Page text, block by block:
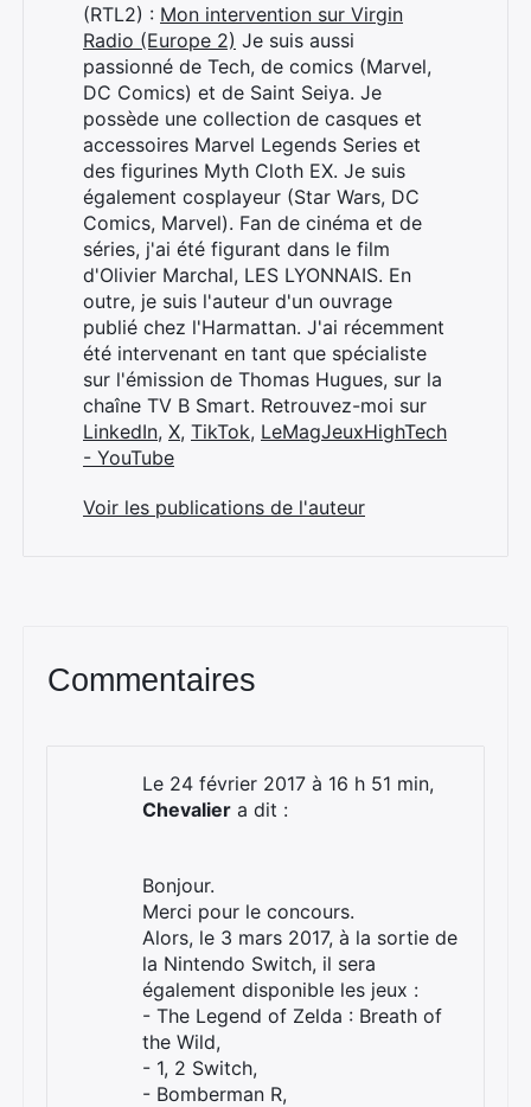
(RTL2) : Mon intervention sur Virgin
Radio (Europe 2) Je suis aussi
passionné de Tech, de comics (Marvel,
DC Comics) et de Saint Seiya. Je
possède une collection de casques et
accessoires Marvel Legends Series et
des figurines Myth Cloth EX. Je suis
également cosplayeur (Star Wars, DC
Comics, Marvel). Fan de cinéma et de
séries, j'ai été figurant dans le film
d'Olivier Marchal, LES LYONNAIS. En
outre, je suis l'auteur d'un ouvrage
publié chez l'Harmattan. J'ai récemment
été intervenant en tant que spécialiste
sur l'émission de Thomas Hugues, sur la
chaîne TV B Smart. Retrouvez-moi sur
LinkedIn, X, TikTok, LeMagJeuxHighTech
- YouTube
Voir les publications de l'auteur
Commentaires
Le 24 février 2017 à 16 h 51 min,
Chevalier a dit :
Bonjour.
Merci pour le concours.
Alors, le 3 mars 2017, à la sortie de
la Nintendo Switch, il sera
également disponible les jeux :
- The Legend of Zelda : Breath of
the Wild,
- 1, 2 Switch,
- Bomberman R,